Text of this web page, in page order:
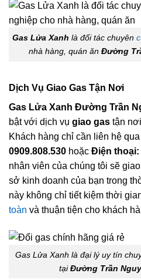
Gas Lửa Xanh là đối tác chuyên
nhà hàng, quán ăn Đường
Dịch Vụ Giao Gas Tận Nơi
Gas Lửa Xanh Đường Trần
bật với dịch vụ giao gas tận
Khách hàng chỉ cần liên hệ qua
0909.808.530 hoặc Điện thoại:
nhân viên của chúng tôi sẽ
sở kinh doanh của bạn trong
này không chỉ tiết kiệm thời
toàn và thuận tiện cho khách
Gas Lửa Xanh là đại lý uy tín
tạiĐường Trần